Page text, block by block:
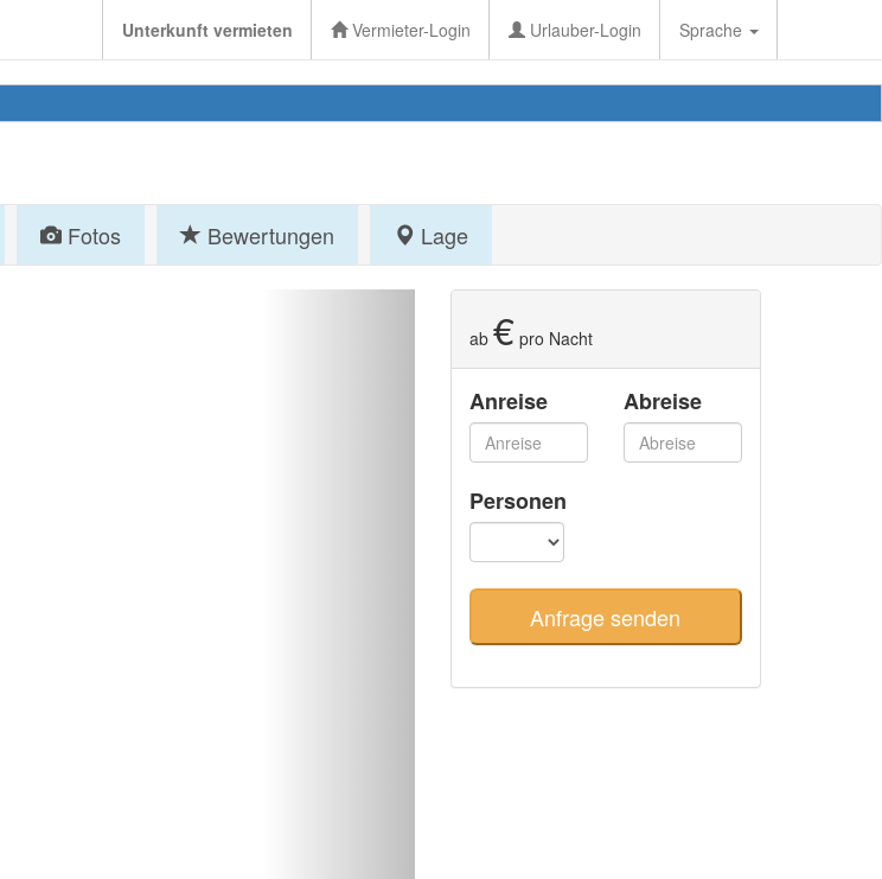
Unterkunft vermieten Vermieter-Login Urlauber-Login Sprache
Fotos Bewertungen Lage
ab € pro Nacht
Anreise Abreise
Personen